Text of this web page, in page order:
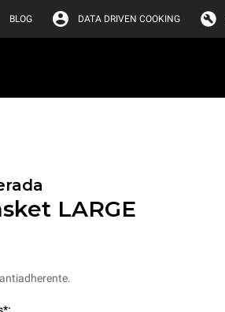
BLOG DATA DRIVEN COOKING
LARGE